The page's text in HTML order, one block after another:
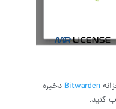
Bitwarden ذخیره
کنید.